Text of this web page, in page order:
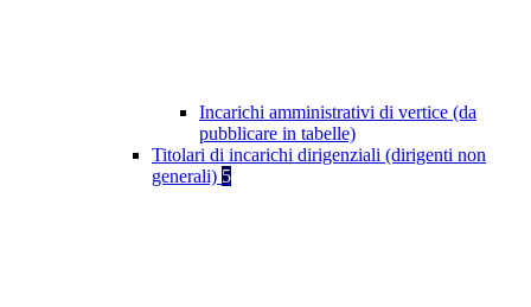
Incarichi amministrativi di vertice (da
pubblicare in tabelle)
Titolari di incarichi dirigenziali (dirigenti non
generali) 5